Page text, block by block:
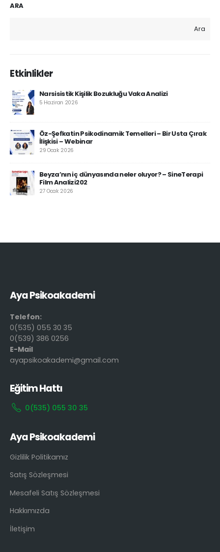
ARA
Ara
Etkinlikler
Narsisistik Kişilik Bozukluğu Vaka Analizi
5 Haziran 2026
Öz-Şefkatin Psikodinamik Temelleri – Bir Usta Çırak
İlişkisi – Webinar
29 Ocak 2026
Beyza’nın iç dünyasında neler oluyor? – SineTerapi
Film Analizi202
27 Ocak 2026
Aya Psikoakademi
Telefon:
0(535) 055 30 35
0(539) 386 0256
E-Mail
ayapsikoakademi@gmail.com
Eğitim Hattı
0(535) 055 30 35
Aya Psikoakademi
Gizlilik Politikamız
Satış Sözleşmesi
Mesafeli Satış Sözleşmesi
Hakkımızda
İletişim